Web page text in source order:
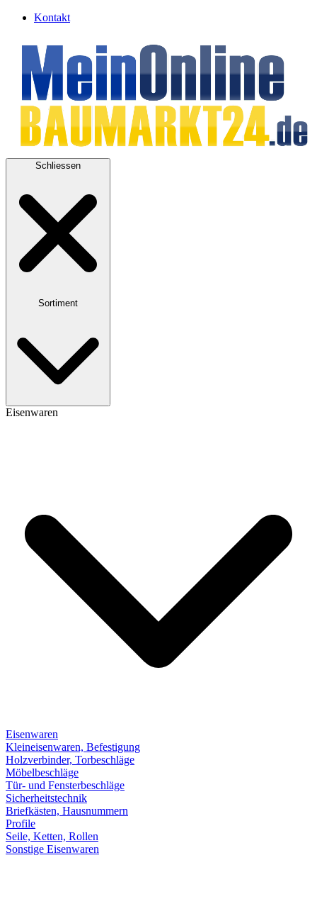
Kontakt
Schliessen
Sortiment
Eisenwaren
Eisenwaren
Kleineisenwaren, Befestigung
Holzverbinder, Torbeschläge
Möbelbeschläge
Tür- und Fensterbeschläge
Sicherheitstechnik
Briefkästen, Hausnummern
Profile
Seile, Ketten, Rollen
Sonstige Eisenwaren